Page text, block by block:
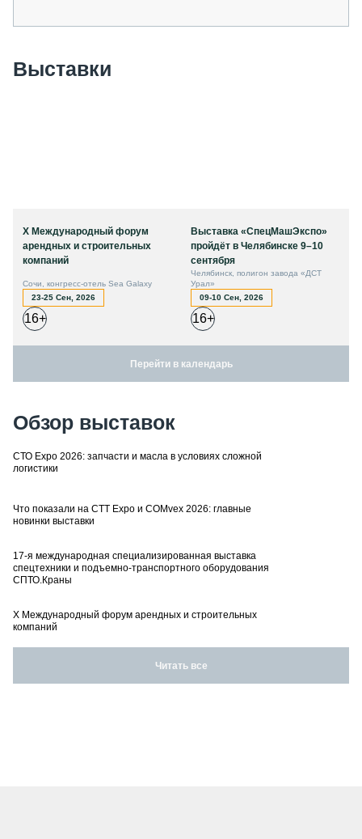
Выставки
X Международный форум
арендных и строительных
компаний
Сочи, конгресс-отель Sea Galaxy
23-25 Сен, 2026
16+
Выставка «СпецМашЭкспо»
пройдёт в Челябинске 9–10
сентября
Челябинск, полигон завода «ДСТ
Урал»
09-10 Сен, 2026
16+
Перейти в календарь
Обзор выставок
СТО Expo 2026: запчасти и масла в условиях сложной
логистики
Что показали на CTT Expo и COMvex 2026: главные
новинки выставки
17-я международная специализированная выставка
спецтехники и подъемно-транспортного оборудования
СПТО.Краны
X Международный форум арендных и строительных
компаний
Читать все